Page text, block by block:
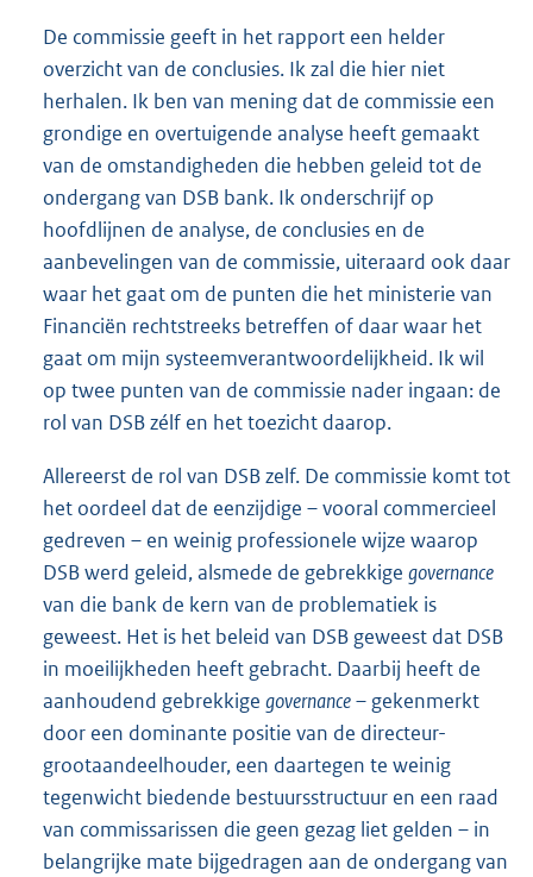
De commissie geeft in het rapport een helder
overzicht van de conclusies. Ik zal die hier niet
herhalen. Ik ben van mening dat de commissie een
grondige en overtuigende analyse heeft gemaakt
van de omstandigheden die hebben geleid tot de
ondergang van DSB bank. Ik onderschrijf op
hoofdlijnen de analyse, de conclusies en de
aanbevelingen van de commissie, uiteraard ook daar
waar het gaat om de punten die het ministerie van
Financiën rechtstreeks betreffen of daar waar het
gaat om mijn systeemverantwoordelijkheid. Ik wil
op twee punten van de commissie nader ingaan: de
rol van DSB zélf en het toezicht daarop.
Allereerst de rol van DSB zelf. De commissie komt tot
het oordeel dat de eenzijdige – vooral commercieel
gedreven – en weinig professionele wijze waarop
DSB werd geleid, alsmede de gebrekkige governance
van die bank de kern van de problematiek is
geweest. Het is het beleid van DSB geweest dat DSB
in moeilijkheden heeft gebracht. Daarbij heeft de
aanhoudend gebrekkige governance– gekenmerkt
door een dominante positie van de directeur-
grootaandeelhouder, een daartegen te weinig
tegenwicht biedende bestuursstructuur en een raad
van commissarissen die geen gezag liet gelden – in
belangrijke mate bijgedragen aan de ondergang van